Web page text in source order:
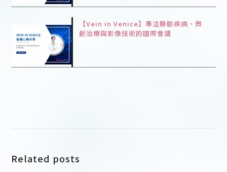
【Vein in Venice】專注靜脈疾病、微
創治療與影像技術的國際會議
Related posts